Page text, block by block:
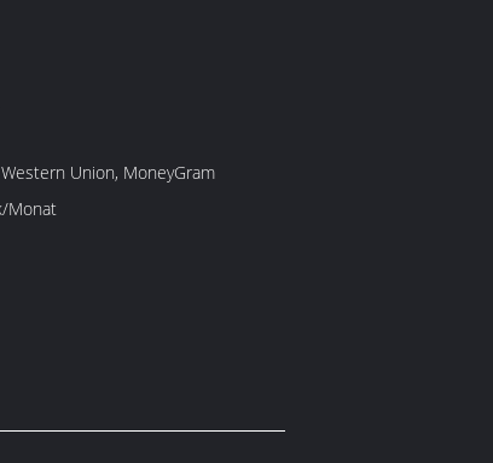
Union, MoneyGram
Monat